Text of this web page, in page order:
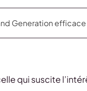
Generation efficace
qui suscite